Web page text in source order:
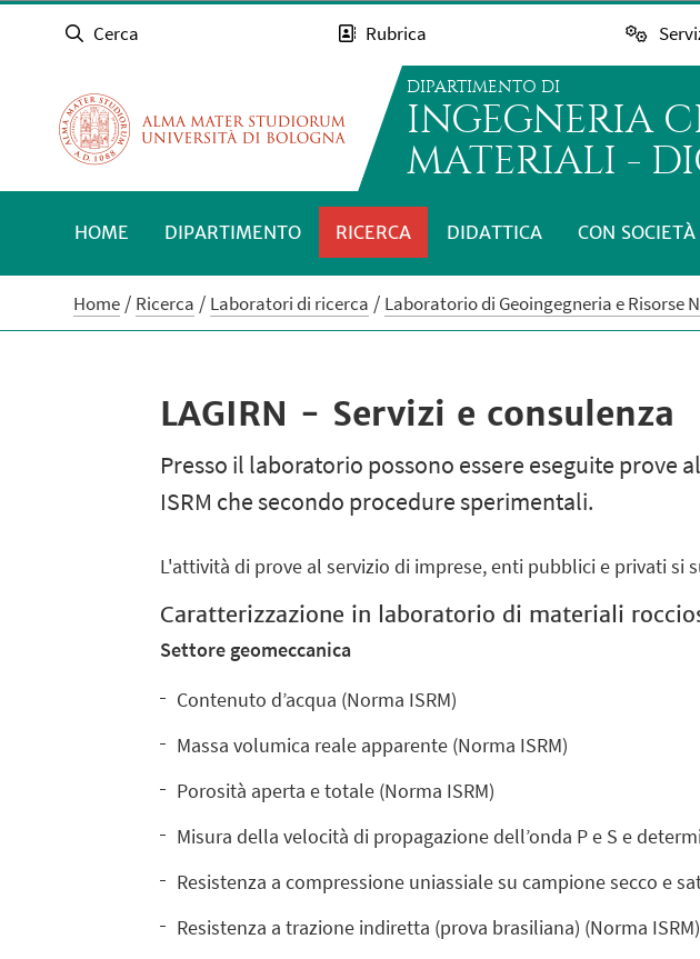
Cerca Rubrica
DIPARTIMENTO DI
INGEGNERIA
MATERIALI -
HOME DIPARTIMENTO RICERCA DIDATTICA CON
Home Ricerca Laboratori di ricerca Laboratorio di Geoingegneria e Risorse
LAGIRN - Servizi e consulenza
Presso il laboratorio possono essere eseguite prove
ISRM che secondo procedure sperimentali.
L'attività di prove al servizio di imprese, enti pubblici e privati si
Caratterizzazione in laboratorio di materiali
Settore geomeccanica
Contenuto d’acqua (Norma ISRM)
Massa volumica reale apparente (Norma ISRM)
Porosità aperta e totale (Norma ISRM)
Misura della velocità di propagazione dell’onda P e S e
Resistenza a compressione uniassiale su campione secco e
Resistenza a trazione indiretta (prova brasiliana) (Norma ISRM)